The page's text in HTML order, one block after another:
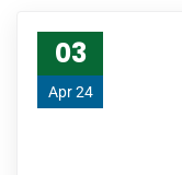
03
Apr 24